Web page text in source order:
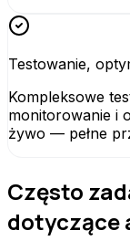
Testowanie,
Kompleksowe
monitorowanie i
żywo — pełne
Często
dotyczące